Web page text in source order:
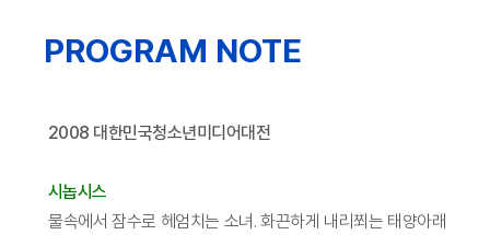
PROGRAM NOTE
2008 대한민국청소년미디어대전
시놉시스
물속에서 잠수로 헤엄치는 소녀. 화끈하게 내리쬐는 태양아래